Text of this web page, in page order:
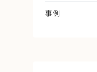
事例